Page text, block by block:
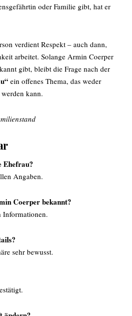
oder Familie gibt, hat er
verdient Respekt – auch dann,
arbeitet. Solange Armin Coerper
gibt, bleibt die Frage nach der
ein offenes Thema, das weder
kann.
Ehefrau?
Angaben.
Coerper bekannt?
Informationen.
sehr bewusst.